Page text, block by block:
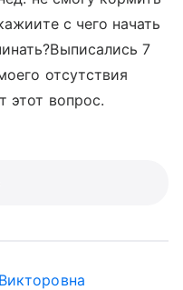
с чего начать
7
отсутствия
этот вопрос.